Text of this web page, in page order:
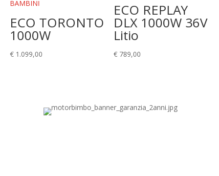
ECO TORONTO
1000W
€ 1.099,00
ECO REPLAY
DLX 1000W 36V
Litio
€ 789,00